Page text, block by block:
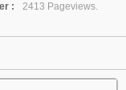
:
2413 Pageviews.